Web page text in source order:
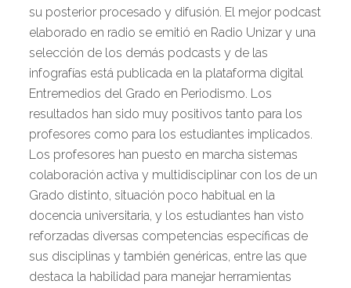
su posterior procesado y difusión. El mejor podcast
elaborado en radio se emitió en Radio Unizar y una
selección de los demás podcasts y de las
infografías está publicada en la plataforma digital
Entremedios del Grado en Periodismo. Los
resultados han sido muy positivos tanto para los
profesores como para los estudiantes implicados.
Los profesores han puesto en marcha sistemas
colaboración activa y multidisciplinar con los de un
Grado distinto, situación poco habitual en la
docencia universitaria, y los estudiantes han visto
reforzadas diversas competencias específicas de
sus disciplinas y también genéricas, entre las que
destaca la habilidad para manejar herramientas